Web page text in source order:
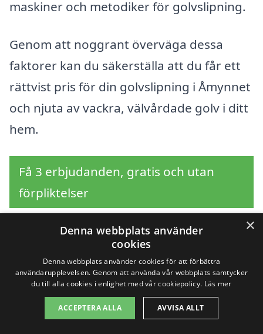
maskiner och metodiker för golvslipning.
Genom att noggrant överväga dessa
faktorer kan du säkerställa att du får ett
rättvist pris för din golvslipning i Åmynnet
och njuta av vackra, välvårdade golv i ditt
hem.
Få 3 erbjudanden, gratis och utan
förpliktelser
Sök efter en
professionell för
golvslipning i andra
×
Denna webbplats använder
cookies
Denna webbplats använder cookies för att förbättra
användarupplevelsen. Genom att använda vår webbplats samtycker
du till alla cookies i enlighet med vår cookiepolicy. Läs mer
ACCEPTERA ALLA AVVISA ALLT